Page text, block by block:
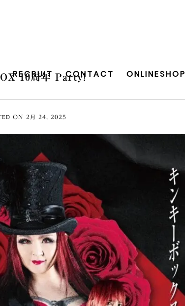
RECRUIT CONTACT ONLINESHOP
10周年 Party!
ON 2月 24 2025